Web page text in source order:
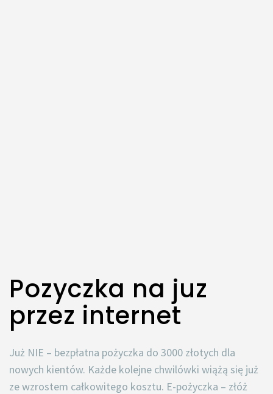
Pozyczka na juz
przez internet
Już NIE – bezpłatna pożyczka do 3000 złotych dla
nowych kientów. Każde kolejne chwilówki wiążą się już
ze wzrostem całkowitego kosztu. E-pożyczka – złóż